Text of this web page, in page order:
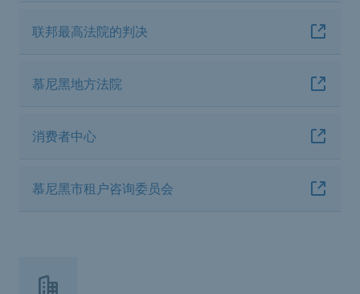
联邦最高法院的判决
慕尼黑地方法院
消费者中心
慕尼黑市租户咨询委员会